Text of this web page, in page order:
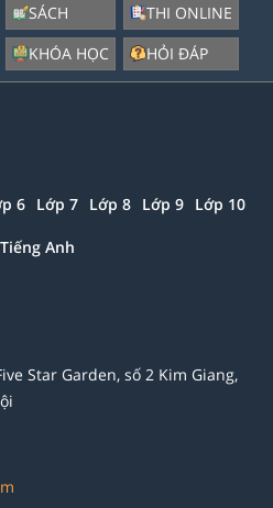
SÁCH
KHÓA HỌC
THI ONLINE
HỎI ĐÁP
6 Lớp 7 Lớp 8 Lớp 9 Lớp 10
Tiếng Anh
Star Garden, số 2 Kim Giang,